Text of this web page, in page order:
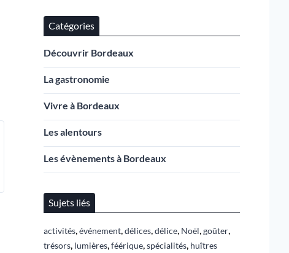
Catégories
Découvrir Bordeaux
La gastronomie
Vivre à Bordeaux
Les alentours
Les évènements à Bordeaux
Sujets liés
activités,événement,délices,délice, Noël,goûter,
trésors, lumières,féérique,spécialités, huîtres